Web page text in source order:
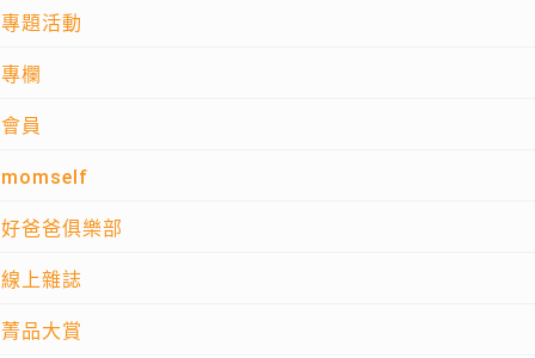
專題活動
專欄
會員
momself
好爸爸俱樂部
線上雜誌
菁品大賞